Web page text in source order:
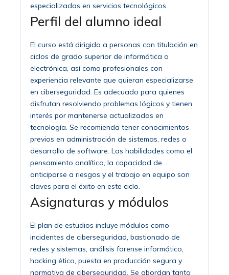
especializadas en servicios tecnológicos.
Perfil del alumno ideal
El curso está dirigido a personas con titulación en
ciclos de grado superior de informática o
electrónica, así como profesionales con
experiencia relevante que quieran especializarse
en ciberseguridad. Es adecuado para quienes
disfrutan resolviendo problemas lógicos y tienen
interés por mantenerse actualizados en
tecnología. Se recomienda tener conocimientos
previos en administración de sistemas, redes o
desarrollo de software. Las habilidades como el
pensamiento analítico, la capacidad de
anticiparse a riesgos y el trabajo en equipo son
claves para el éxito en este ciclo.
Asignaturas y módulos
El plan de estudios incluye módulos como
incidentes de ciberseguridad, bastionado de
redes y sistemas, análisis forense informático,
hacking ético, puesta en producción segura y
normativa de ciberseguridad. Se abordan tanto